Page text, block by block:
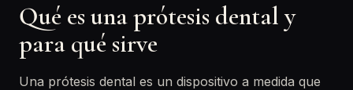
Qué es una prótesis dental y
para qué sirve
Una prótesis dental es un dispositivo a medida que